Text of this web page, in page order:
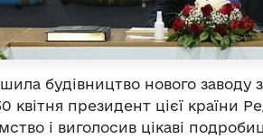
будівництво нового заводу
квітня президент цієї країни
і виголосив цікаві